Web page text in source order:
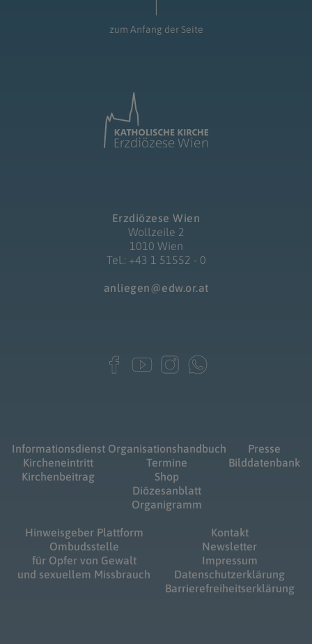
zum Anfang der Seite
Erzdiözese Wien
Wollzeile 2
1010 Wien
Tel.: +43 1 51552 - 0
anliegen@edw.or.at
Informationsdienst
Kircheneintritt
Kirchenbeitrag
Organisationshandbuch
Termine
Shop
Diözesanblatt
Organigramm
Presse
Bilddatenbank
Hinweisgeber Plattform
Ombudsstelle
für Opfer von Gewalt
und sexuellem Missbrauch
Kontakt
Newsletter
Impressum
Datenschutzerklärung
Barrierefreiheitserklärung